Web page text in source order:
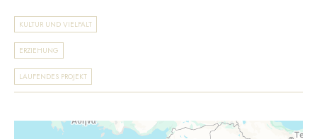
KULTUR UND VIELFALT
ERZIEHUNG
LAUFENDES PROJEKT